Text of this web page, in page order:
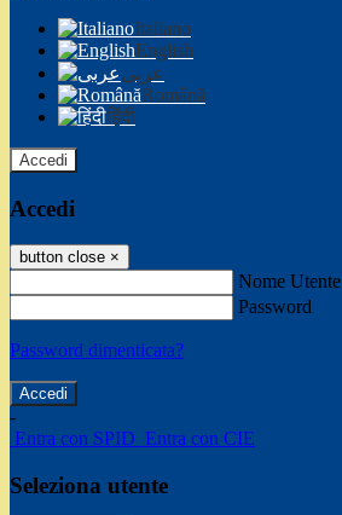
Italiano
English
عربى
Română
हिंदी
Accedi
Accedi
button close ×
Nome Utente
Password
Password dimenticata?
-
Entra con SPID Entra con CIE
Seleziona utente